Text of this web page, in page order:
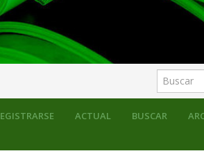
ACTUAL BUSCAR
del patrimonio educativo Fotos con